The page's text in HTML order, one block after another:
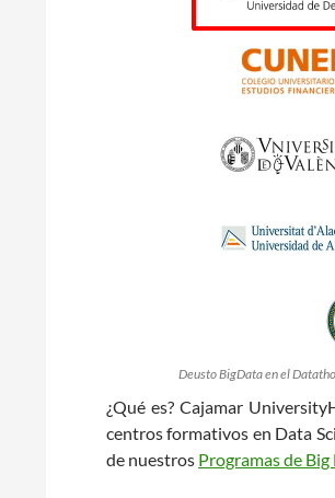
Deusto BigData en el
¿Qué es? Cajamar
centros formativos en Data
de nuestros Programas de Big